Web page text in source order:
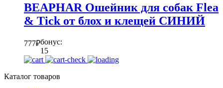
BEAPHAR Ошейник для собак Flea
& Tick от блох и клещей СИНИЙ
777₽бонус:
15
Каталог товаров